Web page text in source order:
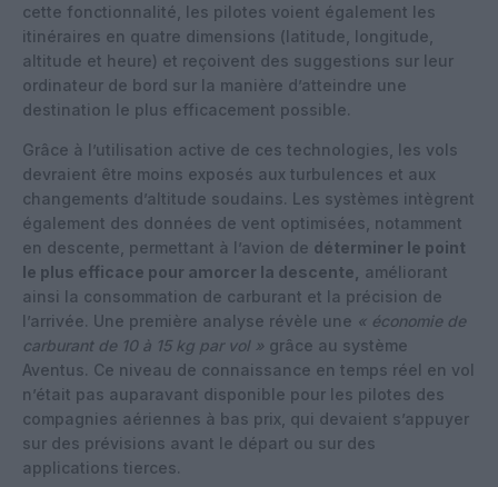
cette fonctionnalité, les pilotes voient également les
itinéraires en quatre dimensions (latitude, longitude,
altitude et heure) et reçoivent des suggestions sur leur
ordinateur de bord sur la manière d’atteindre une
destination le plus efficacement possible.
Grâce à l’utilisation active de ces technologies, les vols
devraient être moins exposés aux turbulences et aux
changements d’altitude soudains. Les systèmes intègrent
également des données de vent optimisées, notamment
en descente, permettant à l’avion de déterminer le point
le plus efficace pour amorcer la descente,
améliorant
ainsi la consommation de carburant et la précision de
l’arrivée. Une première analyse révèle une « économie de
carburant de 10 à 15 kg par vol » grâce au système
Aventus. Ce niveau de connaissance en temps réel en vol
n’était pas auparavant disponible pour les pilotes des
compagnies aériennes à bas prix, qui devaient s’appuyer
sur des prévisions avant le départ ou sur des
applications tierces.